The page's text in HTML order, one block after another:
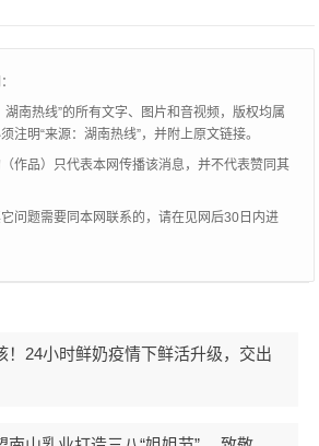
湖南热线”的所有文字、图片和音视频，版权均属
注明“来源：湖南热线”，并附上原文链接。
作品）只代表本网传播该消息，并不代表赞同其
问题需要同本网联系的，请在见网后30日内进
！24小时鲜奶疫情下鲜活升级，交出